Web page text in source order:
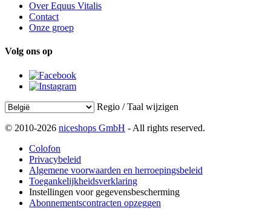
Over Equus Vitalis
Contact
Onze groep
Volg ons op
Regio / Taal wijzigen
© 2010-2026 niceshops GmbH - All rights reserved.
Colofon
Privacybeleid
Algemene voorwaarden en herroepingsbeleid
Toegankelijkheidsverklaring
Instellingen voor gegevensbescherming
Abonnementscontracten opzeggen